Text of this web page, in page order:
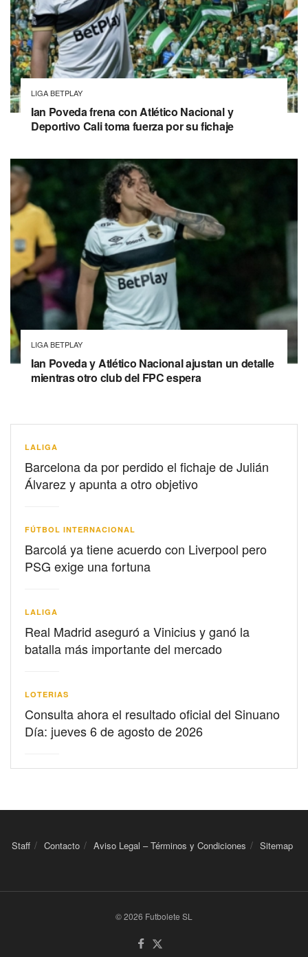
LIGA BETPLAY
Ian Poveda frena con Atlético Nacional y
Deportivo Cali toma fuerza por su fichaje
LIGA BETPLAY
Ian Poveda y Atlético Nacional ajustan un detalle
mientras otro club del FPC espera
LALIGA
Barcelona da por perdido el fichaje de Julián
Álvarez y apunta a otro objetivo
FÚTBOL INTERNACIONAL
Barcolá ya tiene acuerdo con Liverpool pero
PSG exige una fortuna
LALIGA
Real Madrid aseguró a Vinicius y ganó la
batalla más importante del mercado
LOTERIAS
Consulta ahora el resultado oficial del Sinuano
Día: jueves 6 de agosto de 2026
Staff Contacto Aviso Legal – Términos y Condiciones Sitemap
© 2026 Futbolete SL